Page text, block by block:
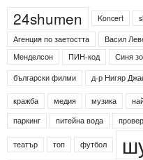
24shumen Koncert
Агенция по заетостта
Васил
Менделсон
ПИН-код Синя
български филми
д-р Нигяр
кражба медия музика
паркинг питейна вода
театър топ футбол